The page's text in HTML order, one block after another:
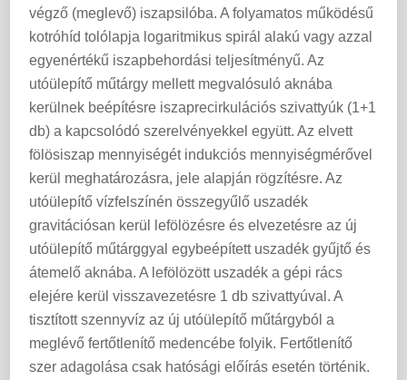
végző (meglevő) iszapsilóba. A folyamatos működésű
kotróhíd tolólapja logaritmikus spirál alakú vagy azzal
egyenértékű iszapbehordási teljesítményű. Az
utóülepítő műtárgy mellett megvalósuló aknába
kerülnek beépítésre iszaprecirkulációs szivattyúk (1+1
db) a kapcsolódó szerelvényekkel együtt. Az elvett
fölösiszap mennyiségét indukciós mennyiségmérővel
kerül meghatározásra, jele alapján rögzítésre. Az
utóülepítő vízfelszínén összegyűlő uszadék
gravitációsan kerül lefölözésre és elvezetésre az új
utóülepítő műtárggyal egybeépített uszadék gyűjtő és
átemelő aknába. A lefölözött uszadék a gépi rács
elejére kerül visszavezetésre 1 db szivattyúval. A
tisztított szennyvíz az új utóülepítő műtárgyból a
meglévő fertőtlenítő medencébe folyik. Fertőtlenítő
szer adagolása csak hatósági előírás esetén történik.